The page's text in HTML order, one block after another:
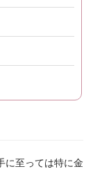
に至っては特に金